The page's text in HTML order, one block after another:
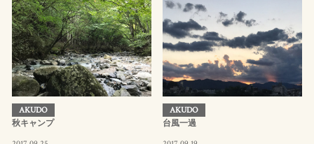
AKUDO
秋キャンプ
AKUDO
台風一過